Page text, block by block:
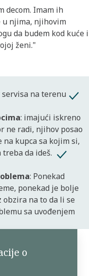
decom. Imam ih
u njima, njihovim
da budem kod kuće i
ženi."
na terenu
: imajući iskreno
ne radi, njihov posao
na kupca sa kojim si,
da ideš.
: Ponekad
ponekad je bolje
na to da li se
sa uvođenjem
o